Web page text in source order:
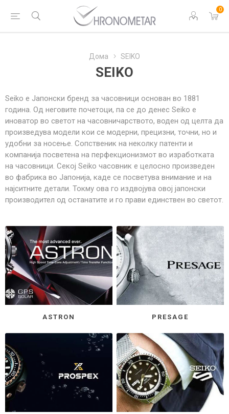
0
Дома SEIKO
SEIKO
Seiko е Јапонски бренд за часовници основан во 1881
година. Од неговите почетоци, па се до денес Seiko е
иноватор во светот на часовничарството, воден од целта да
произведува модели кои се модерни, прецизни, точни, но и
удобни за носење. Сопственик на неколку патенти и
компанија посветена на перфекционизмот во изработката
на часовници. Секој Seiko часовник е целосно произведен
во фабрика во Јапонија, каде се посветува внимание и на
најситните детали. Токму ова го издвојува овој јапонски
производител од останатите и го прави единствен во светот.
ASTRON PRESAGE